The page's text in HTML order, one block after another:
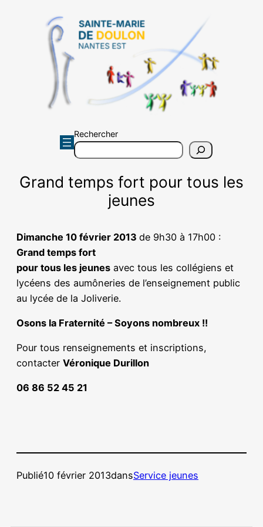
Rechercher
Grand temps fort pour tous les
jeunes
Dimanche 10 février 2013 de 9h30 à 17h00 :
Grand temps fort
pour tous les jeunes avec tous les collégiens et
lycéens des aumôneries de l’enseignement public
au lycée de la Joliverie.
Osons la Fraternité – Soyons nombreux !!
Pour tous renseignements et inscriptions,
contacter Véronique Durillon
06 86 52 45 21
Publié10 février 2013dansService jeunes